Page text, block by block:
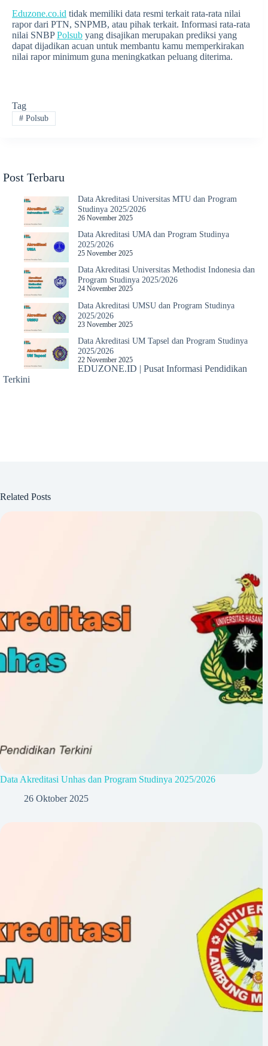
Eduzone.co.id tidak memiliki data resmi terkait rata-rata nilai
rapor dari PTN, SNPMB, atau pihak terkait. Informasi rata-rata
nilai SNBPPolsub yang disajikan merupakan prediksi yang
dapat dijadikan acuan untuk membantu kamu memperkirakan
nilai rapor minimum guna meningkatkan peluang diterima.
Tag
#Polsub
Post Terbaru
Data Akreditasi Universitas MTU dan Program
Studinya 2025/2026
26 November 2025
Data Akreditasi UMA dan Program Studinya
2025/2026
25 November 2025
Data Akreditasi Universitas Methodist Indonesia dan
Program Studinya 2025/2026
24 November 2025
Data Akreditasi UMSU dan Program Studinya
2025/2026
23 November 2025
Data Akreditasi UM Tapsel dan Program Studinya
2025/2026
22 November 2025
EDUZONE.ID | Pusat Informasi Pendidikan
Terkini
Related Posts
Data Akreditasi Unhas dan Program Studinya 2025/2026
26 Oktober 2025